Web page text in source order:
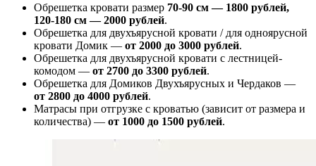
Обрешетка кровати размер 70-90 см — 1800 рублей,
120-180 см — 2000 рублей.
Обрешетка для двухъярусной кровати / для одноярусной
кровати Домик — от 2000 до 3000 рублей.
Обрешетка для двухъярусной кровати с лестницей-
комодом — от 2700 до 3300 рублей.
Обрешетка для Домиков Двухъярусных и Чердаков —
от 2800 до 4000 рублей.
Матрасы при отгрузке с кроватью (зависит от размера и
количества) — от 1000 до 1500 рублей.